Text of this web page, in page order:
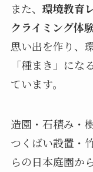
また、 環境教育
クライミング体験
思い出を作り、
「種まき」に
ています。
造園・石積み・
つくばい設置・
らの日本庭園か